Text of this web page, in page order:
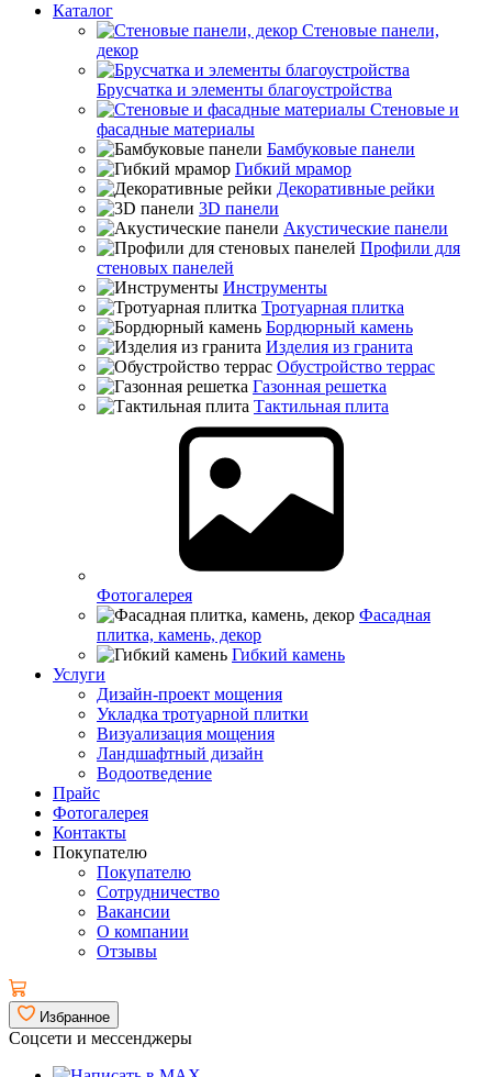
Каталог
Стеновые панели,
декор
Брусчатка и элементы благоустройства
Стеновые и
фасадные материалы
Бамбуковые панели
Гибкий мрамор
Декоративные рейки
3D панели
Акустические панели
Профили для
стеновых панелей
Инструменты
Тротуарная плитка
Бордюрный камень
Изделия из гранита
Обустройство террас
Газонная решетка
Тактильная плита
Фотогалерея
Фасадная
плитка, камень, декор
Гибкий камень
Услуги
Дизайн-проект мощения
Укладка тротуарной плитки
Визуализация мощения
Ландшафтный дизайн
Водоотведение
Прайс
Фотогалерея
Контакты
Покупателю
Покупателю
Сотрудничество
Вакансии
О компании
Отзывы
Избранное
Соцсети и мессенджеры